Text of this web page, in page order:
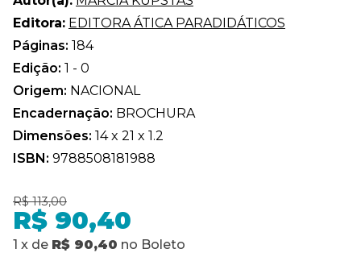
Editora: EDITORA ÁTICA PARADIDÁTICOS
Páginas: 184
Edição: 1 - 0
Origem: NACIONAL
Encadernação: BROCHURA
Dimensões: 14 x 21 x 1.2
ISBN: 9788508181988
R$ 113,00
R$ 90,40
1 x de R$ 90,40 no Boleto